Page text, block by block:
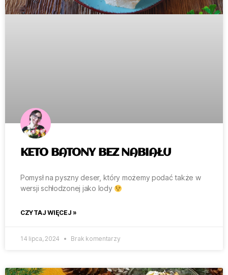
KETO BATONY BEZ NABIAŁU
Pomysł na pyszny deser, który możemy podać także w
wersji schłodzonej jako lody
CZYTAJ WIĘCEJ »
14 lipca, 2024 Brak komentarzy